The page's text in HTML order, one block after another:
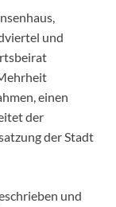
und
einen
der
der Stadt
und